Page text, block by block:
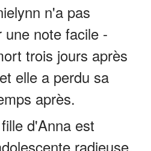
n'a pas
note facile -
trois jours après
elle a perdu sa
après.
d'Anna est
radieuse,